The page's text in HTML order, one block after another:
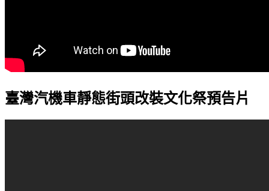
​臺灣汽機車靜態街頭改裝文化祭預告片